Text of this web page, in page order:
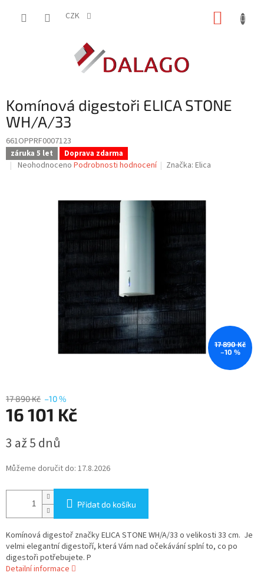
CZK
Komínová digestoři ELICA STONE
WH/A/33
661OPPRF0007123
záruka 5 let Doprava zdarma
Průměrné
Neohodnoceno Podrobnosti hodnocení Značka:Elica
17 890 Kč
–10 %
17 890 Kč –10 %
16 101 Kč
cena:
3 až 5 dnů
Můžeme doručit do: 17.8.2026
Přidat do košíku
Komínová digestoř značky ELICA STONE WH/A/33 o velikosti 33 cm. Je
velmi elegantní digestoří, která Vám nad očekávání splní to, co po
digestoři potřebujete. P
Detailní informace